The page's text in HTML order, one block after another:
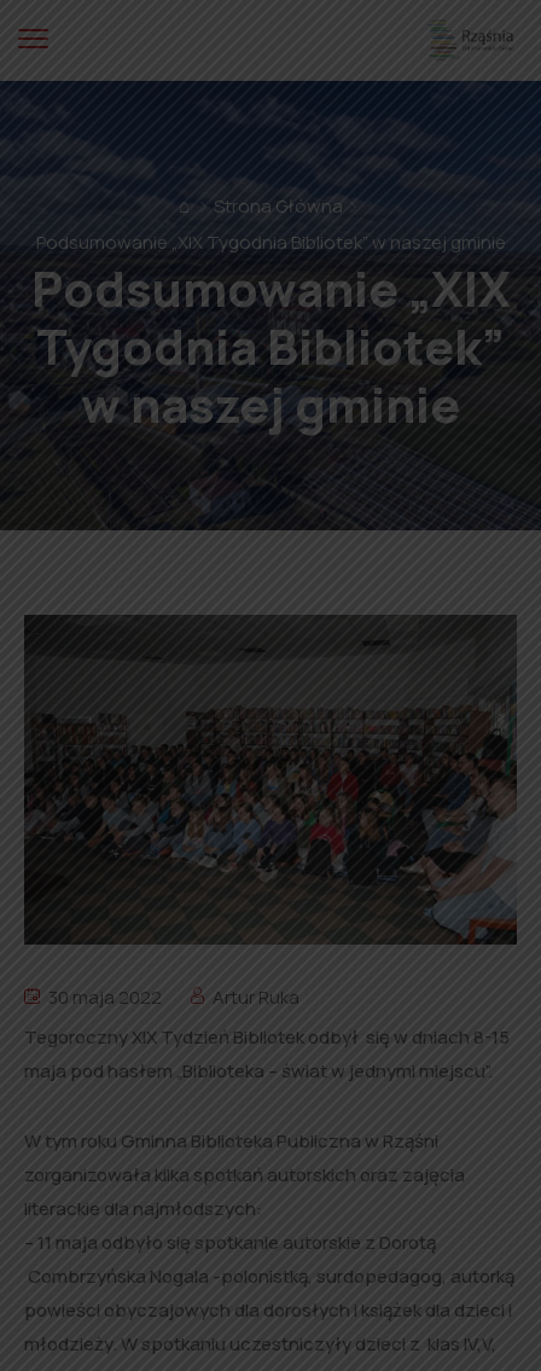
⌂
Strona Główna
Podsumowanie „XIX Tygodnia Bibliotek” w naszej gminie
Podsumowanie „XIX
Tygodnia Bibliotek”
w naszej gminie
30 maja 2022
Artur Ruka
Tegoroczny XIX Tydzień Bibliotek odbył się w dniach 8-15
maja pod hasłem „Biblioteka – świat w jednymi miejscu”.
W tym roku Gminna Biblioteka Publiczna w Rząśni
zorganizowała kilka spotkań autorskich oraz zajęcia
literackie dla najmłodszych:
– 11 maja odbyło się spotkanie autorskie z Dorotą
Combrzyńska Nogala -polonistką, surdopedagog, autorką
powieści obyczajowych dla dorosłych i książek dla dzieci i
młodzieży. W spotkaniu uczestniczyły dzieci z klas IV,V,